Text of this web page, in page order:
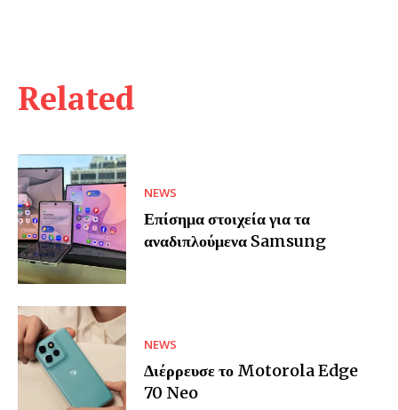
Related
NEWS
Επίσημα στοιχεία για τα
αναδιπλούμενα Samsung
NEWS
Διέρρευσε το Motorola Edge
70 Neo